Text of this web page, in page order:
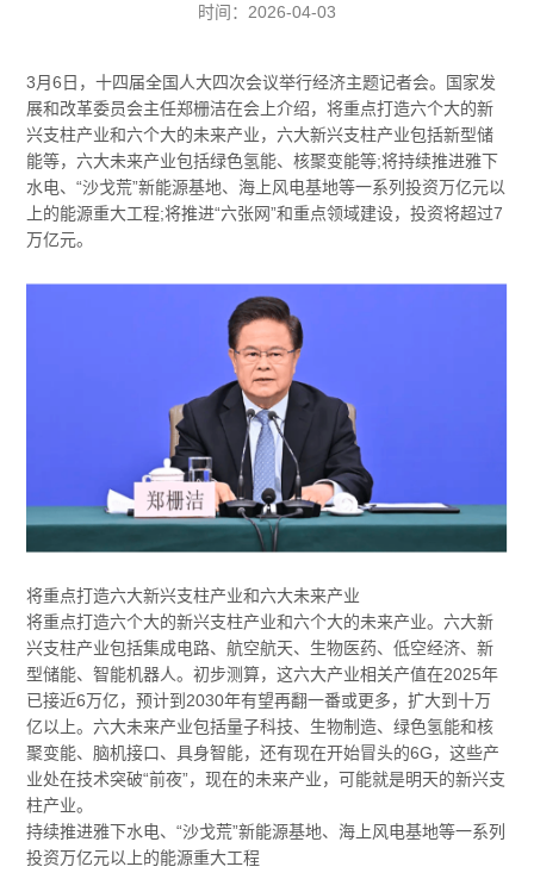
时间：2026-04-03
3月6日，十四届全国人大四次会议举行经济主题记者会。国家发
展和改革委员会主任郑栅洁在会上介绍，将重点打造六个大的新
兴支柱产业和六个大的未来产业，六大新兴支柱产业包括新型储
能等，六大未来产业包括绿色氢能、核聚变能等;将持续推进雅下
水电、“沙戈荒”新能源基地、海上风电基地等一系列投资万亿元以
上的能源重大工程;将推进“六张网”和重点领域建设，投资将超过7
万亿元。
将重点打造六大新兴支柱产业和六大未来产业
将重点打造六个大的新兴支柱产业和六个大的未来产业。六大新
兴支柱产业包括集成电路、航空航天、生物医药、低空经济、新
型储能、智能机器人。初步测算，这六大产业相关产值在2025年
已接近6万亿，预计到2030年有望再翻一番或更多，扩大到十万
亿以上。六大未来产业包括量子科技、生物制造、绿色氢能和核
聚变能、脑机接口、具身智能，还有现在开始冒头的6G，这些产
业处在技术突破“前夜”，现在的未来产业，可能就是明天的新兴支
柱产业。
持续推进雅下水电、“沙戈荒”新能源基地、海上风电基地等一系列
投资万亿元以上的能源重大工程